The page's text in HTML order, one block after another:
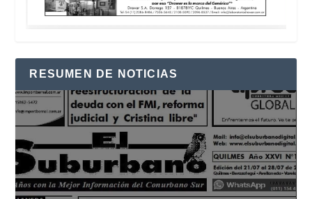
RESUMEN DE NOTICIAS
Reproductor
de
vídeo